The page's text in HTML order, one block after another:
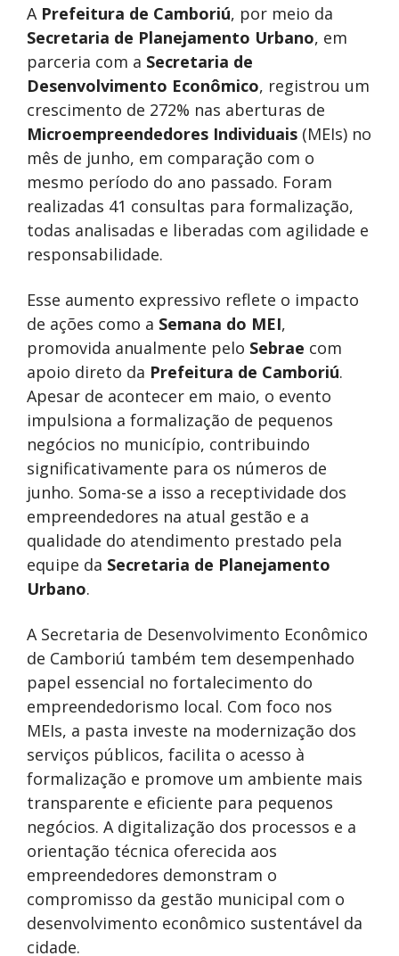
A Prefeitura de Camboriú, por meio da
Secretaria de Planejamento Urbano, em
parceria com a Secretaria de
Desenvolvimento Econômico, registrou um
crescimento de 272% nas aberturas de
Microempreendedores Individuais (MEIs) no
mês de junho, em comparação com o
mesmo período do ano passado. Foram
realizadas 41 consultas para formalização,
todas analisadas e liberadas com agilidade e
responsabilidade.
Esse aumento expressivo reflete o impacto
de ações como a Semana do MEI,
promovida anualmente pelo Sebrae com
apoio direto da Prefeitura de Camboriú.
Apesar de acontecer em maio, o evento
impulsiona a formalização de pequenos
negócios no município, contribuindo
significativamente para os números de
junho. Soma-se a isso a receptividade dos
empreendedores na atual gestão e a
qualidade do atendimento prestado pela
equipe da Secretaria de Planejamento
Urbano.
A Secretaria de Desenvolvimento Econômico
de Camboriú também tem desempenhado
papel essencial no fortalecimento do
empreendedorismo local. Com foco nos
MEIs, a pasta investe na modernização dos
serviços públicos, facilita o acesso à
formalização e promove um ambiente mais
transparente e eficiente para pequenos
negócios. A digitalização dos processos e a
orientação técnica oferecida aos
empreendedores demonstram o
compromisso da gestão municipal com o
desenvolvimento econômico sustentável da
cidade.